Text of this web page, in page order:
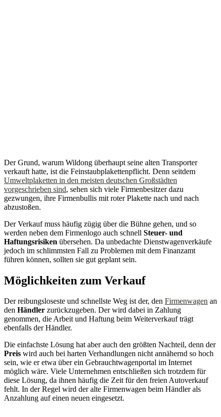
Der Grund, warum Wildong überhaupt seine alten Transporter
verkauft hatte, ist die Feinstaubplakettenpflicht. Denn seitdem
Umweltplaketten in den meisten deutschen Großstädten
vorgeschrieben sind, sehen sich viele Firmenbesitzer dazu
gezwungen, ihre Firmenbullis mit roter Plakette nach und nach
abzustoßen.
Der Verkauf muss häufig zügig über die Bühne gehen, und so
werden neben dem Firmenlogo auch schnell Steuer- und
Haftungsrisiken übersehen. Da unbedachte Dienstwagenverkäufe
jedoch im schlimmsten Fall zu Problemen mit dem Finanzamt
führen können, sollten sie gut geplant sein.
Möglichkeiten zum Verkauf
Der reibungsloseste und schnellste Weg ist der, den Firmenwagen an
den Händler zurückzugeben. Der wird dabei in Zahlung
genommen, die Arbeit und Haftung beim Weiterverkauf trägt
ebenfalls der Händler.
Die einfachste Lösung hat aber auch den größten Nachteil, denn der
Preis wird auch bei harten Verhandlungen nicht annähernd so hoch
sein, wie er etwa über ein Gebrauchtwagenportal im Internet
möglich wäre. Viele Unternehmen entschließen sich trotzdem für
diese Lösung, da ihnen häufig die Zeit für den freien Autoverkauf
fehlt. In der Regel wird der alte Firmenwagen beim Händler als
Anzahlung auf einen neuen eingesetzt.